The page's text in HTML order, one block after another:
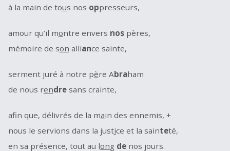
à la main de tous nos oppresseurs,
amour qu’il montre envers nospères,
mémoire de son alliance sainte,
serment juré à notre père Abraham
de nous rendresans crainte,
afin que, délivrés de la main des ennemis, +
nous le servions dans la justice et la sainteté,
en sa présence, tout au long denos jours.